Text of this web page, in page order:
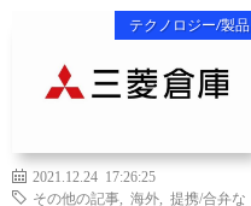
テクノロジー/製品
2021.12.24 17:26:25
その他の記事
海外
提携/合弁な